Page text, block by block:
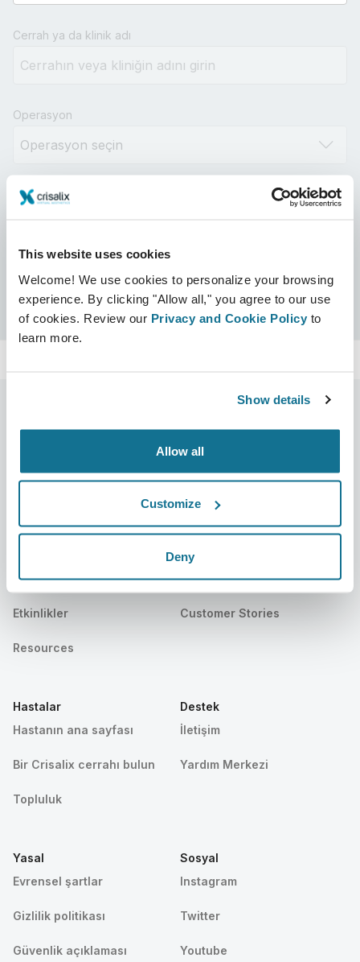
This website uses cookies
Welcome! We use cookies to personalize your browsing
experience. By clicking "Allow all," you agree to our use
of cookies. Review our Privacy and Cookie Policy to
learn more.
Show details
Allow all
Customize
Deny
Cerrah ya da klinik adı
Operasyon
Mesafe
Crisalix garantili Ara
Hakkımızda
Yayınlar
Etkinlikler
Resources
Cerrahlar
Cerrahın ana sayfası
3D İş yöneticisi
Hasta incelemeleri
Customer Stories
Hastalar
Hastanın ana sayfası
Bir Crisalix cerrahı bulun
Topluluk
Destek
İletişim
Yardım Merkezi
Yasal
Evrensel şartlar
Gizlilik politikası
Güvenlik açıklaması
Sosyal
Instagram
Twitter
Youtube